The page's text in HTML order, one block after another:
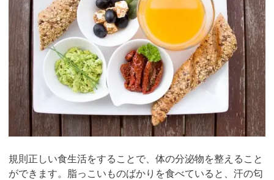
規則正しい食生活をすることで、体の分泌物を整えること
ができます。脂っこいものばかりを食べていると、汗の匂